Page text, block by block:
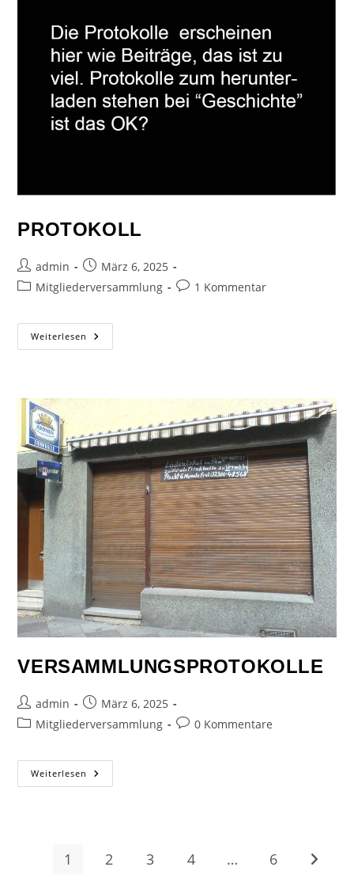
PROTOKOLL
admin
März 6, 2025
Mitgliederversammlung
1 Kommentar
Weiterlesen
VERSAMMLUNGSPROTOKOLLE
admin
März 6, 2025
Mitgliederversammlung
0 Kommentare
Weiterlesen
1 2 3 4 … 6